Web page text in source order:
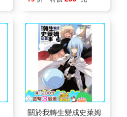
關於我轉生變成史萊姆